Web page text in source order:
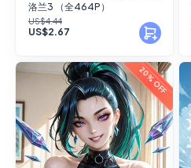
洛兰3 （全464P）
US$4.44
US$2.67
20% OFF